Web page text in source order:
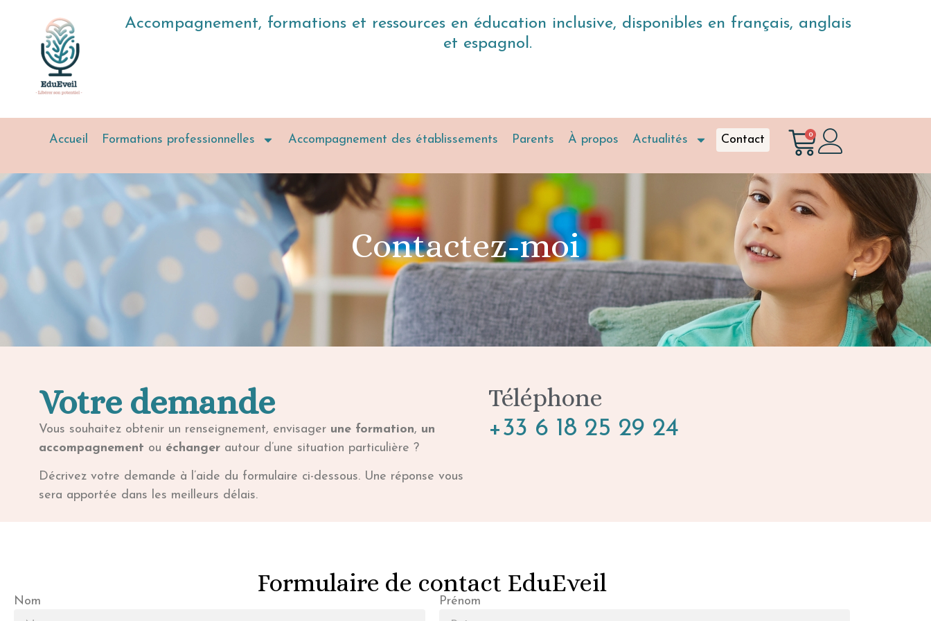
Accompagnement, formations et ressources en éducation inclusive, disponibles en français, anglais
et espagnol.
0
Accueil Formations professionnelles Accompagnement des établissements Parents À propos Actualités Contact
Contactez-moi
Votre demande
Vous souhaitez obtenir un renseignement, envisager une formation, un
accompagnement ou échanger autour d’une situation particulière ?
Décrivez votre demande à l’aide du formulaire ci-dessous. Une réponse vous
sera apportée dans les meilleurs délais.
Téléphone
+33 6 18 25 29 24
Formulaire de contact EduEveil
Nom Prénom